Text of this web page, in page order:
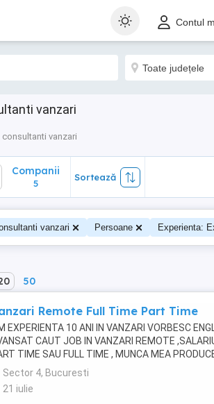
Contul
vanzari
consultanti vanzari
Companii
5
Sortează
vanzari Persoane Experienta:
50
Remote Full Time Part Time
EXPERIENTA 10 ANI IN VANZARI VORBESC
CAUT JOB IN VANZARI REMOTE
TIME SAU FULL TIME , MUNCA MEA
Sector 4, Bucuresti
21 iulie